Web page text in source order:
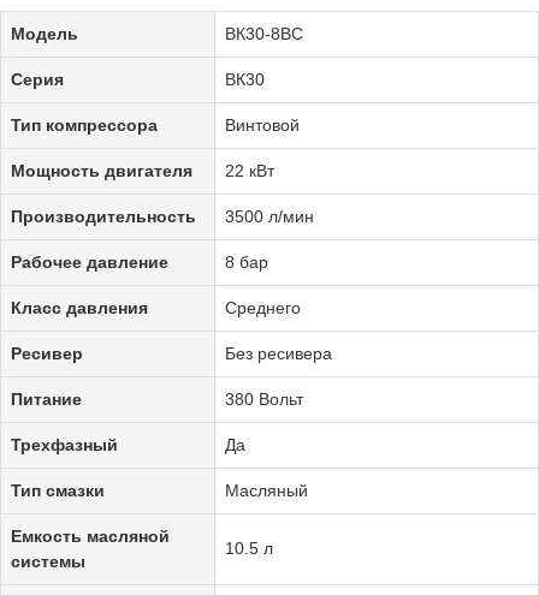
Модель ВК30-8ВС
Серия ВК30
Тип компрессора Винтовой
Мощность двигателя 22 кВт
Производительность 3500 л/мин
Рабочее давление 8 бар
Класс давления Среднего
Ресивер Без ресивера
Питание 380 Вольт
Трехфазный Да
Тип смазки Масляный
Емкость масляной
системы
10.5 л